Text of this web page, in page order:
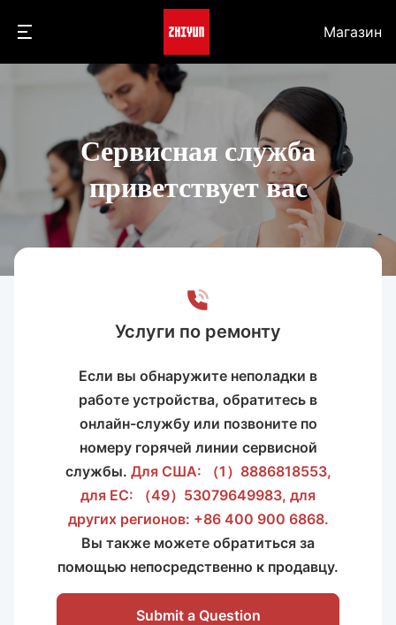
Магазин
Сервисная служба
приветствует вас
Услуги по ремонту
Если вы обнаружите неполадки в
работе устройства, обратитесь в
онлайн-службу или позвоните по
номеру горячей линии сервисной
службы. Для США: （1）8886818553,
для ЕС: （49）53079649983, для
других регионов: +86 400 900 6868.
Вы также можете обратиться за
помощью непосредственно к продавцу.
Submit a Question